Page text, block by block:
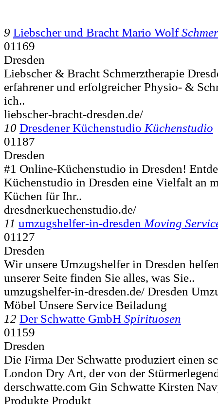
9 Liebscher und Bracht Mario Wolf
01169
Dresden
Liebscher & Bracht Schmerztherapie
erfahrener und erfolgreicher Physio- &
ich..
liebscher-bracht-dresden.de/
10 Dresdener Küchenstudio Küchenstudio
01187
Dresden
#1 Online-Küchenstudio in Dresden!
Küchenstudio in Dresden eine Vielfalt an
Küchen für Ihr..
dresdnerkuechenstudio.de/
11 umzugshelfer-in-dresden Moving
01127
Dresden
Wir unsere Umzugshelfer in Dresden
unserer Seite finden Sie alles, was Sie..
umzugshelfer-in-dresden.de/ Dresden
Möbel Unsere Service Beiladung
12 Der Schwatte GmbH Spirituosen
01159
Dresden
Die Firma Der Schwatte produziert einen
London Dry Art, der von der
derschwatte.com Gin Schwatte Kirsten
Produkte Produkt